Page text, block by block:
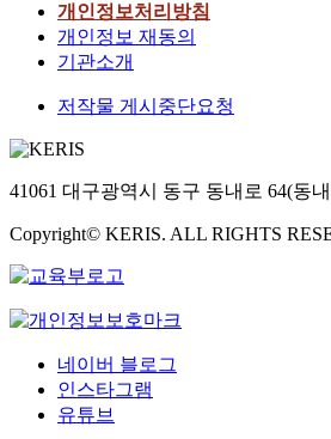
개인정보처리방침
개인정보 재동의
기관소개
저작물 게시중단요청
41061 대구광역시 동구 동내로 64(동
Copyright© KERIS. ALL RIGHTS
네이버 블로그
인스타그램
유튜브